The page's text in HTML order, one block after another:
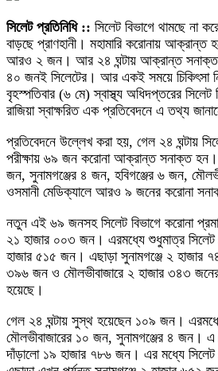
সিলেট প্রতিনিধি :: সিলেট বিভাগে থামছে না
বাড়ছে প্রাণহানী। মহামারি করোনায় আক্রান্ত
আরও ২ জন। আর ২৪ ঘন্টায় আক্রান্ত সনাক্ত
৪০ জনই সিলেটের। আর একই সময়ে চিকিৎসা
বৃহস্পতিবার (৬ মে) স্বাস্থ্য অধিদপ্তরের সিলেট
রাজিয়া স্বাক্ষরিত এক প্রতিবেদনে এ তথ্য
প্রতিবেদনে উল্লেখ করা হয়, গেল ২৪ ঘন্টায়
পরীক্ষায় ৬৯ জন করোনা আক্রান্ত সনাক্ত
জন, সুনামগঞ্জের ৪ জন, হবিগঞ্জের ৬ জন,
ওসমানী মেডিক্যালে আরও ৯ জনের করোনা
নতুন এই ৬৯ জনসহ সিলেট বিভাগে করোনা
২১ হাজার ০০৩ জন। এরমধ্যে শুধুমাত্র
হাজার ৫১৫ জন। এছাড়া সুনামগঞ্জে ২ হাজার
৩৯৬ জন ও মৌলভীবাজারে ২ হাজার ৩৪৩
হয়েছে।
গেল ২৪ ঘন্টায় সুস্থ হয়েছেন ১০৯ জন।
মৌলভীবাজারের ১০ জন, সুনামগঞ্জের ৪ জন। এ
দাঁড়ালো ১৯ হাজার ৭৮৬ জন। এর মধ্যে